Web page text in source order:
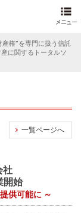
産権”を専門に扱う信託
に関するトータルソ
一覧ページへ
社
開始
供可能に ～